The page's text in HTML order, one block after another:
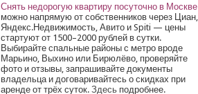
Снять недорогую квартиру посуточно в Москве
можно напрямую от собственников через Циан,
Яндекс.Недвижимость, Авито и Spiti — цены
стартуют от 1500–2000 рублей в сутки.
Выбирайте спальные районы с метро вроде
Марьино, Выхино или Бирюлёво, проверяйте
фото и отзывы, запрашивайте документы
владельца и договаривайтесь о скидках при
аренде от трёх суток. Здесьподробнее.